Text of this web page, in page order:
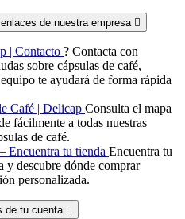
de nuestra empresa 
| Contacto ? Contacta con
sobre cápsulas de café,
te ayudará de forma rápida
Café | Delicap Consulta el mapa
fácilmente a todas nuestras
de café.
Encuentra tu tienda Encuentra tu
y descubre dónde comprar
personalizada.
de tu cuenta 